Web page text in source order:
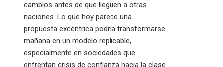
cambios antes de que lleguen a otras
naciones. Lo que hoy parece una
propuesta excéntrica podría transformarse
mañana en un modelo replicable,
especialmente en sociedades que
enfrentan crisis de confianza hacia la clase